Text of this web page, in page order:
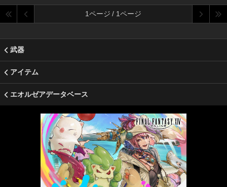
1ページ / 1ページ
武器
アイテム
エオルゼアデータベース